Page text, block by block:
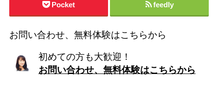
Pocket feedly
お問い合わせ、無料体験はこちらから
初めての方も大歓迎！
お問い合わせ、無料体験はこちらから